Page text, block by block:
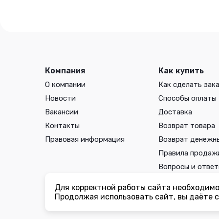
Компания
О компании
Новости
Вакансии
Контакты
Правовая информация
Как купить
Как сделать
Способы оплаты
Доставка
Возврат товара
Возврат
Правила
Вопросы и
Вы принимаете условия политики в отношении обработки
соглашениякаждый раз, когда оставляете свои данные в
ogorodmarket.com.
Для корректной работы сайта
Продолжая использовать сайт, вы даёте